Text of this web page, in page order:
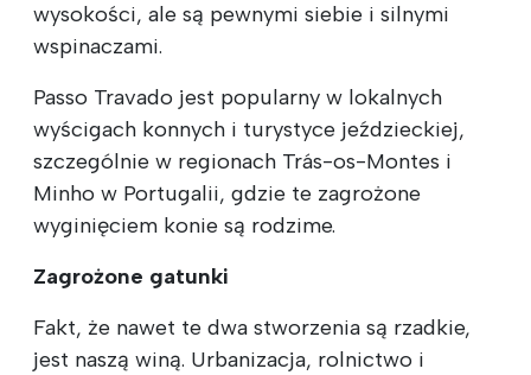
wysokości, ale są pewnymi siebie i silnymi
wspinaczami.
Passo Travado jest popularny w lokalnych
wyścigach konnych i turystyce jeździeckiej,
szczególnie w regionach Trás-os-Montes i
Minho w Portugalii, gdzie te zagrożone
wyginięciem konie są rodzime.
Zagrożone gatunki
Fakt, że nawet te dwa stworzenia są rzadkie,
jest naszą winą. Urbanizacja, rolnictwo i